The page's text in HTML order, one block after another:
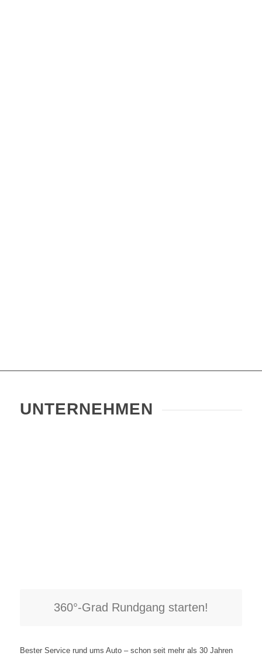
UNTERNEHMEN
360°-Grad Rundgang starten!
Bester Service rund ums Auto – schon seit mehr als 30 Jahren